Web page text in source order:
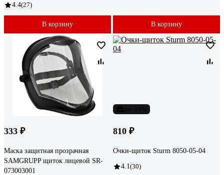
4.4(27)
В корзину В корзину
333 ₽
Маска защитная прозрачная
SAMGRUPP щиток лицевой SR-
073003001
810 ₽
Очки-щиток Sturm 8050-05-04
4.1 (30)